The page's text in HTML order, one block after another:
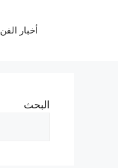
أخبار الفن
البحث